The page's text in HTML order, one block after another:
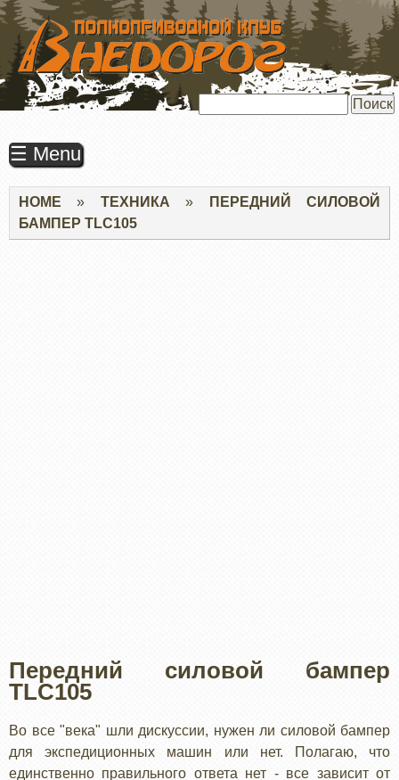
ПЕРЕЙТИ
ОСНОВНОМУ
СОДЕРЖАНИЮ
☰ Menu
Строка
навигации
HOME ТЕХНИКА
ПЕРЕДНИЙ СИЛОВОЙ
БАМПЕР TLC105
Передний силовой бампер
TLC105
Во все "века" шли дискуссии, нужен ли силовой бампер
для экспедиционных машин или нет. Полагаю, что
единственно правильного ответа нет - все зависит от